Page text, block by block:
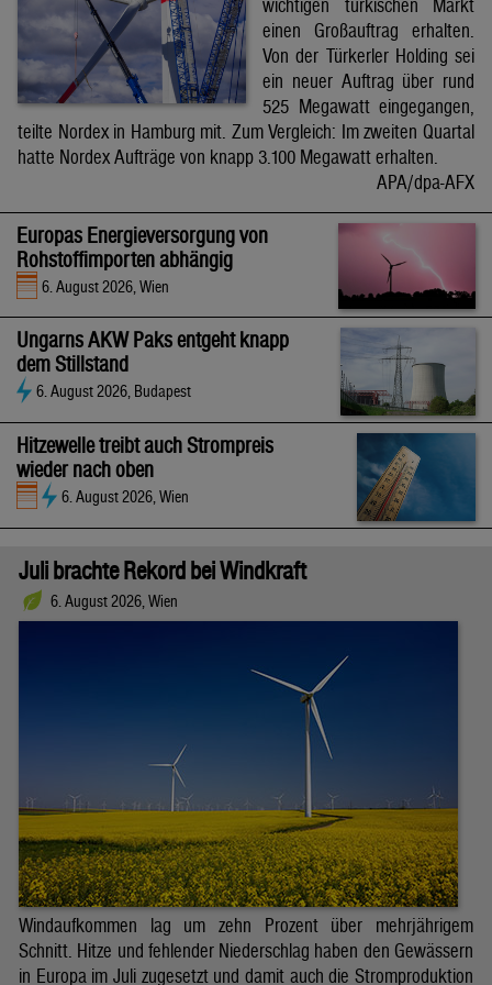
wichtigen türkischen Markt
einen Großauftrag erhalten.
Von der Türkerler Holding sei
ein neuer Auftrag über rund
525 Megawatt eingegangen,
teilte Nordex in Hamburg mit. Zum Vergleich: Im zweiten Quartal
hatte Nordex Aufträge von knapp 3.100 Megawatt erhalten.
APA/dpa-AFX
Europas Energieversorgung von
Rohstoffimporten abhängig
6. August 2026, Wien
Ungarns AKW Paks entgeht knapp
dem Stillstand
6. August 2026, Budapest
Hitzewelle treibt auch Strompreis
wieder nach oben
6. August 2026, Wien
Juli brachte Rekord bei Windkraft
6. August 2026, Wien
Windaufkommen lag um zehn Prozent über mehrjährigem
Schnitt. Hitze und fehlender Niederschlag haben den Gewässern
in Europa im Juli zugesetzt und damit auch die Stromproduktion